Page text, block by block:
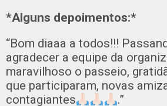
*Alguns depoimentos:*
“Bom diaaa a todos!!!
agradecer a equipe da
maravilhoso o passeio,
que participaram, novas
contagiantes
.”